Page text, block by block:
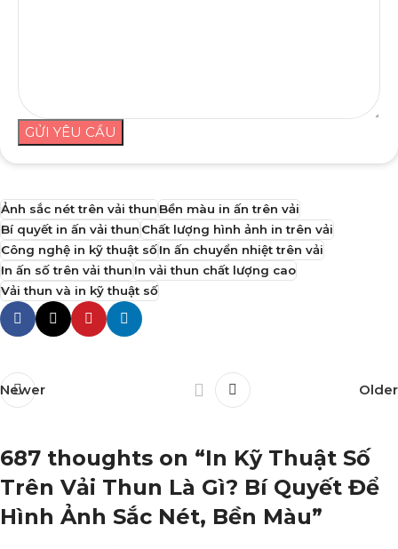
GỬI YÊU CẦU
Ảnh sắc nét trên vải thunBền màu in ấn trên vải
Bí quyết in ấn vải thunChất lượng hình ảnh in trên vải
Công nghệ in kỹ thuật sốIn ấn chuyển nhiệt trên vải
In ấn số trên vải thunIn vải thun chất lượng cao
Vải thun và in kỹ thuật số
Newer Older
687 thoughts on “In Kỹ Thuật Số
Trên Vải Thun Là Gì? Bí Quyết Để
Hình Ảnh Sắc Nét, Bền Màu”